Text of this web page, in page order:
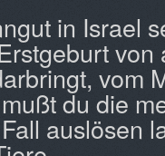
in Israel
vom
du die
auslösen